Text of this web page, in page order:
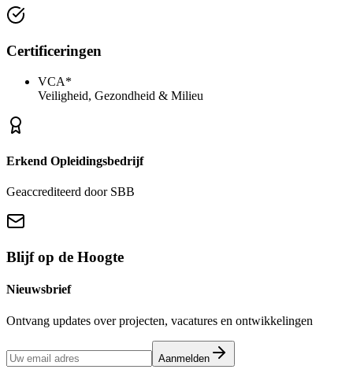
Certificeringen
VCA*
Veiligheid, Gezondheid & Milieu
Erkend Opleidingsbedrijf
Geaccrediteerd door SBB
Blijf op de Hoogte
Nieuwsbrief
Ontvang updates over projecten, vacatures en ontwikkelingen
Aanmelden